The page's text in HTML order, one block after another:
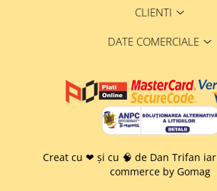
CLIENTI
DATE COMERCIALE
Creat cu ❤ și cu 🧠 de Dan Trifan iar
commerce by Gomag